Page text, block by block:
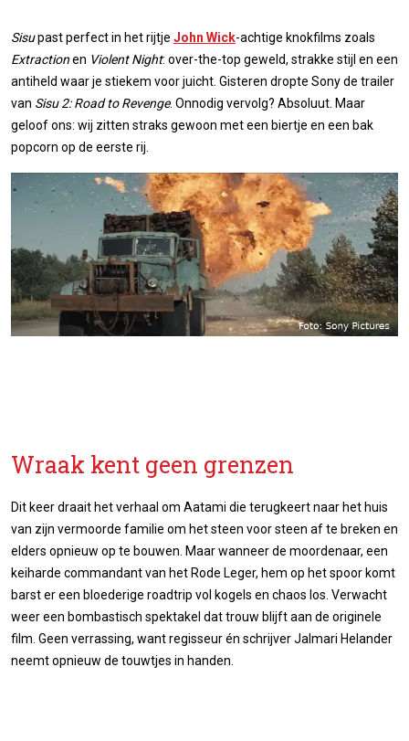
Sisupast perfect in het rijtje John Wick-achtige knokfilms zoals
Extractionen Violent Night: over-the-top geweld, strakke stijl en een
antiheld waar je stiekem voor juicht. Gisteren dropte Sony de trailer
van Sisu 2: Road to Revenge. Onnodig vervolg? Absoluut. Maar
geloof ons: wij zitten straks gewoon met een biertje en een bak
popcorn op de eerste rij.
Wraak kent geen grenzen
Dit keer draait het verhaal om Aatami die terugkeert naar het huis
van zijn vermoorde familie om het steen voor steen af te breken en
elders opnieuw op te bouwen. Maar wanneer de moordenaar, een
keiharde commandant van het Rode Leger, hem op het spoor komt
barst er een bloederige roadtrip vol kogels en chaos los. Verwacht
weer een bombastisch spektakel dat trouw blijft aan de originele
film. Geen verrassing, want regisseur én schrijver Jalmari Helander
neemt opnieuw de touwtjes in handen.